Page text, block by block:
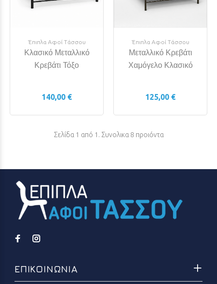
Έπιπλα Αφοί Τάσσου
Κλασικό Μεταλλικό
Κρεβάτι Τόξο
140,00 €
Έπιπλα Αφοί Τάσσου
Μεταλλικό Κρεβάτι
Χαμόγελο Κλασικό
125,00 €
Σελίδα 1 από 1. Συνολικα 8 προιόντα
ΕΠΙΚΟΙΝΩΝΙΑ